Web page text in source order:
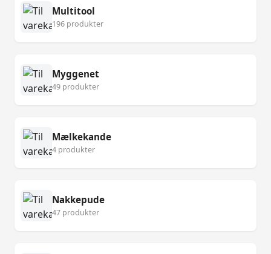
Multitool
196 produkter
Myggenet
49 produkter
Mælkekande
4 produkter
Nakkepude
47 produkter